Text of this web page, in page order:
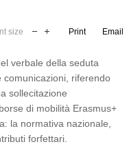
size Print Email
verbale della seduta
comunicazioni, riferendo
sollecitazione
di mobilità Erasmus+
la normativa nazionale,
forfettari.